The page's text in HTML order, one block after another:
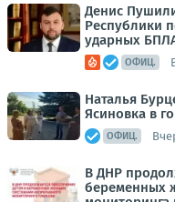
Денис
Республики
ударных
ОФИЦ.
Наталья
Ясиновка в
ОФИЦ.
В ДНР
беременных